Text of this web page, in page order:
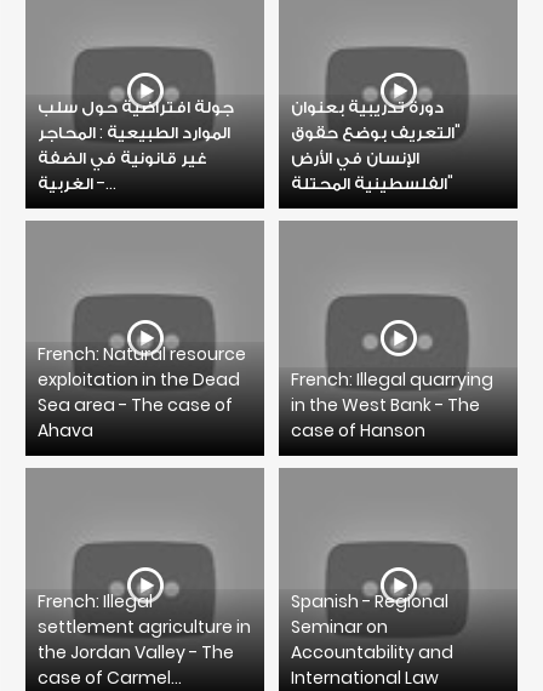
جولة افتراضية حول سلب
الموارد الطبيعية : المحاجر
غير قانونية في الضفة
الغربية -...
دورة تدريبية بعنوان
"التعريف بوضع حقوق
الإنسان في الأرض
الفلسطينية المحتلة"
French: Natural resource
exploitation in the Dead
Sea area - The case of
Ahava
French: Illegal quarrying
in the West Bank - The
case of Hanson
French: Illegal
settlement agriculture in
the Jordan Valley - The
case of Carmel...
Spanish - Regional
Seminar on
Accountability and
International Law